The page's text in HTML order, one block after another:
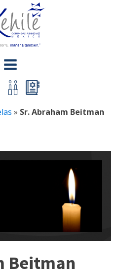
» Sr. Abraham Beitman
Beitman